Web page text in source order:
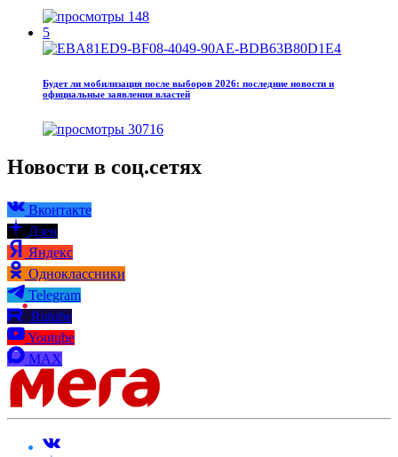
148
5
Будет ли мобилизация после выборов 2026: последние новости и
официальные заявления властей
30716
Новости в соц.сетях
Вконтакте
Дзен
Яндекс
Одноклассники
Telegram
Rutube
Youtube
MAX